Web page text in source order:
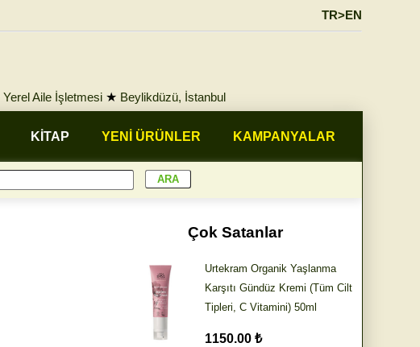
TR>EN
Yerel Aile İşletmesi ★ Beylikdüzü, İstanbul
KİTAP YENİ ÜRÜNLER KAMPANYALAR
Çok Satanlar
Urtekram Organik Yaşlanma
Karşıtı Gündüz Kremi (Tüm Cilt
Tipleri, C Vitamini) 50ml
1150.00 ₺